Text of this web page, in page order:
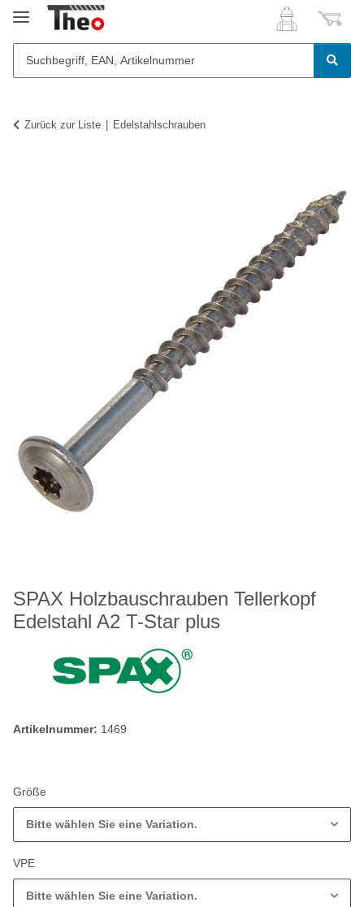
Zurück zur Liste Edelstahlschrauben
SPAX Holzbauschrauben Tellerkopf
Edelstahl A2 T-Star plus
Artikelnummer: 1469
Größe
Bitte wählen Sie eine Variation.
VPE
Bitte wählen Sie eine Variation.